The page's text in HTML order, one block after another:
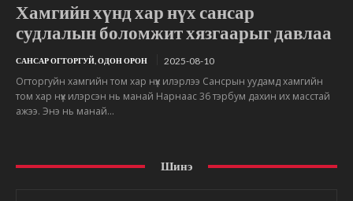
Хамгийн хүнд хар нүх сансар
судлалын боломжит хязгаарыг давлаа
САНСАР ОГТОРГУЙ, ОДОН ОРОН 2025-08-10
Огторгуйн хамгийн том хар нүх илэрлээ Сансрын уудамд хамгийн
том хар нүх илэрсэн нь манай Нарнаас 36 тэрбум дахин их масстай
ажээ. Энэ нь манай...
Шинэ